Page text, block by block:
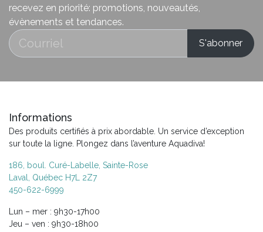
recevez en priorité: promotions, nouveautés,
évènements et tendances.
Informations
Des produits certifiés à prix abordable. Un service d’exception
sur toute la ligne. Plongez dans l’aventure Aquadiva!
186, boul. Curé-Labelle, Sainte-Rose
Laval, Québec H7L 2Z7
450-622-6999
Lun – mer : 9h30-17h00
Jeu – ven : 9h30-18h00